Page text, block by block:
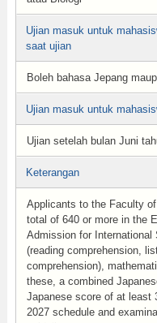
Ujian masuk untuk
saat ujian
Boleh bahasa Jepang
Ujian masuk untuk
Ujian setelah bulan Juni
Keterangan
Applicants to the Faculty
total of 640 or more in the
Admission for International
(reading comprehension,
comprehension),
these, a combined
Japanese score of at least
2027 schedule and